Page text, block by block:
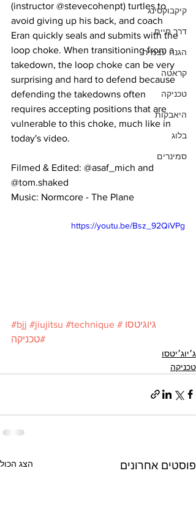
קיקבוקסינג
דרך חיים
הגנה עצמית
קראטה
טכניקה
היאבקות
בלוג
סמינרים
(instructor @stevecohenpt) turtles to
avoid giving up his back, and coach
Eran quickly seals and submits with the
loop choke. When transitioning from a
takedown, the loop choke can be very
surprising and hard to defend because
defending the takedowns often
requires accepting positions that are
vulnerable to this choke, much like in
today's video.
Filmed & Edited: @asaf_mich and
@tom.shaked
Music: Normcore - The Plane
https://youtu.be/Bsz_92QiVPg
#bjj #jiujitsu #technique
#גיוגיטסו
#טכניקה
ג׳יוג׳יטסו
טכניקה
פוסטים אחרונים הצג הכול